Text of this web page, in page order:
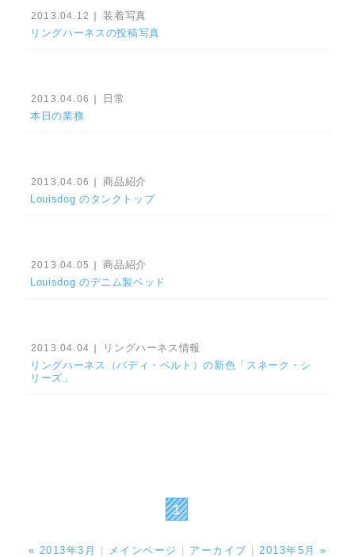
2013.04.12 ｜装着写真
リングハーネスの投稿写真
2013.04.06
日常
本日の業務
2013.04.06
商品紹介
Louisdog のタンクトップ
2013.04.05
商品紹介
Louisdog のデニム製ベッド
2013.04.04
リングハーネス情報
リングハーネス（バディ・ベルト）の新色「スネーク・シ
リーズ」
1
« 2013年3月 メインページ アーカイブ 2013年5月 »